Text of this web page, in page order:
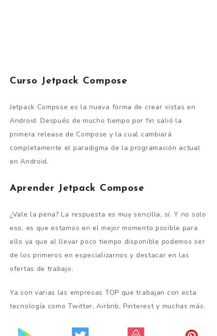
Curso Jetpack Compose
Jetpack Compose es la nueva forma de crear vistas en
Android. Después de mucho tiempo por fin salió la
primera release de Compose y la cual cambiará
completamente el paradigma de la programación actual
en Android.
Aprender Jetpack Compose
¿Vale la pena? La respuesta es muy sencilla, sí. Y no solo
eso, es que estamos en el mejor momento posible para
ello ya que al llevar poco tiempo disponible podemos ser
de los primeros en especializarnos y destacar en las
ofertas de trabajo.
Ya son varias las empresas TOP que trabajan con esta
tecnología como Twitter, Airbnb, Pinterest y muchas más.